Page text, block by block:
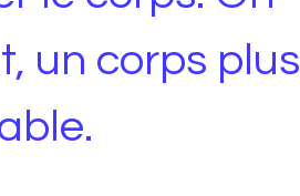
un corps plus